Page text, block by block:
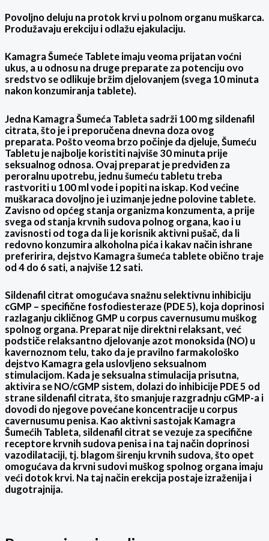
Povoljno deluju na protok krvi u polnom organu muškarca.
Produžavaju erekciju i odlažu ejakulaciju.
Kamagra Šumeće Tablete imaju veoma prijatan voćni
ukus, a u odnosu na druge preparate za potenciju ovo
sredstvo se odlikuje bržim djelovanjem (svega 10 minuta
nakon konzumiranja tablete).
Jedna Kamagra Šumeća Tableta sadrži 100 mg sildenafil
citrata, što je i preporučena dnevna doza ovog
preparata. Pošto veoma brzo počinje da djeluje, Šumeću
Tabletu je najbolje koristiti najviše 30 minuta prije
seksualnog odnosa. Ovaj preparat je predviđen za
peroralnu upotrebu, jednu šumeću tabletu treba
rastvoriti u 100 ml vode i popiti na iskap. Kod većine
muškaraca dovoljno je i uzimanje jedne polovine tablete.
Zavisno od općeg stanja organizma konzumenta, a prije
svega od stanja krvnih sudova polnog organa, kao i u
zavisnosti od toga da li je korisnik aktivni pušač, da li
redovno konzumira alkoholna pića i kakav način ishrane
preferirira, dejstvo Kamagra šumeća tablete obično traje
od 4 do 6 sati, a najviše 12 sati.
Sildenafil citrat omogućava snažnu selektivnu inhibiciju
cGMP – specifične fosfodiesteraze (PDE 5), koja doprinosi
razlaganju cikličnog GMP u corpus cavernusumu muškog
spolnog organa. Preparat nije direktni relaksant, već
podstiče relaksantno djelovanje azot monoksida (NO) u
kavernoznom telu, tako da je pravilno farmakološko
dejstvo Kamagra gela uslovljeno seksualnom
stimulacijom. Kada je seksualna stimulacija prisutna,
aktivira se NO/cGMP sistem, dolazi do inhibicije PDE 5 od
strane sildenafil citrata, što smanjuje razgradnju cGMP-a i
dovodi do njegove povećane koncentracije u corpus
cavernusumu penisa. Kao aktivni sastojak Kamagra
Šumećih Tableta, sildenafil citrat se vezuje za specifične
receptore krvnih sudova penisa i na taj način doprinosi
vazodilataciji, tj. blagom širenju krvnih sudova, što opet
omogućava da krvni sudovi muškog spolnog organa imaju
veći dotok krvi. Na taj način erekcija postaje izraženija i
dugotrajnija.